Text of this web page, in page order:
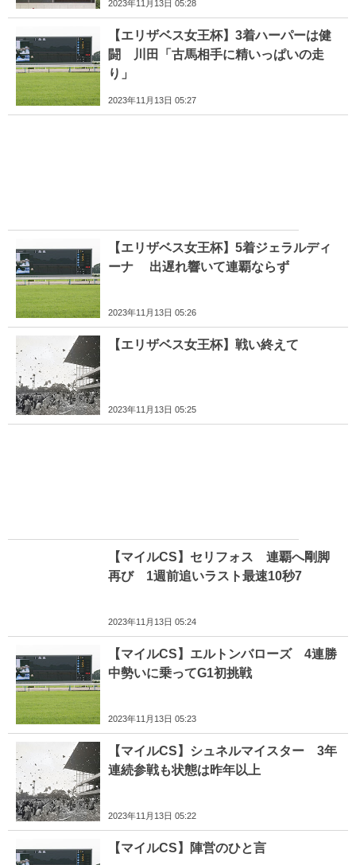
2023年11月13日 05:28
【エリザベス女王杯】3着ハーパーは健
闘 川田「古馬相手に精いっぱいの走
り」
2023年11月13日 05:27
【エリザベス女王杯】5着ジェラルディ
ーナ 出遅れ響いて連覇ならず
2023年11月13日 05:26
【エリザベス女王杯】戦い終えて
2023年11月13日 05:25
【マイルCS】セリフォス 連覇へ剛脚
再び 1週前追いラスト最速10秒7
2023年11月13日 05:24
【マイルCS】エルトンバローズ 4連勝
中勢いに乗ってG1初挑戦
2023年11月13日 05:23
【マイルCS】シュネルマイスター 3年
連続参戦も状態は昨年以上
2023年11月13日 05:22
【マイルCS】陣営のひと言